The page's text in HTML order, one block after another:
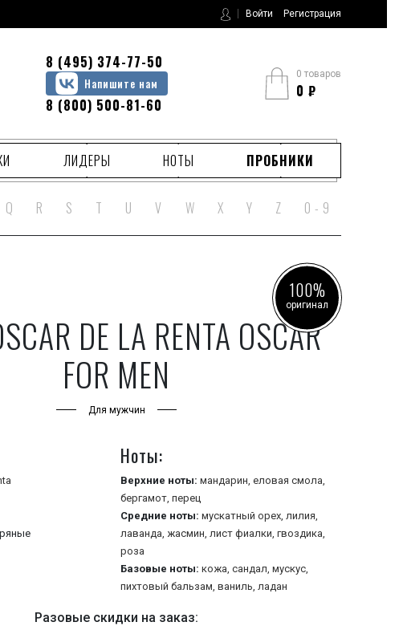
Войти Регистрация
8 (495) 374-77-50
Напишите нам
8 (800) 500-81-60
0 товаров
0 ₽
ЛИДЕРЫ НОТЫ ПРОБНИКИ
Q R S T U V W X Y Z 0 - 9
100%
оригинал
DE LA RENTA OSCAR
FOR MEN
Для мужчин
Ноты:
Верхние ноты: мандарин, еловая смола,
бергамот, перец
Средние ноты: мускатный орех, лилия,
лаванда, жасмин, лист фиалки, гвоздика,
роза
Базовые ноты: кожа, сандал, мускус,
пихтовый бальзам, ваниль, ладан
Разовые скидки на заказ: